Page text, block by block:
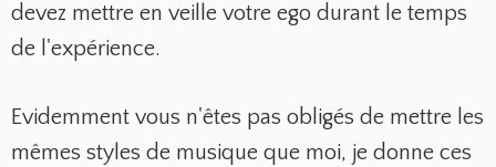
devez mettre en veille votre ego durant le temps
de l'expérience.
Evidemment vous n'êtes pas obligés de mettre les
mêmes styles de musique que moi, je donne ces